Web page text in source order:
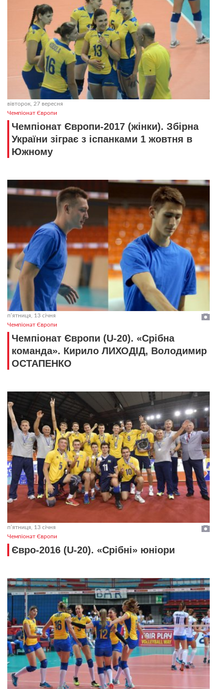
вівторок, 27 вересня
Чемпіонат Європи
Чемпіонат Європи-2017 (жінки). Збірна
України зіграє з іспанками 1 жовтня в
Южному
пʼятниця, 13 січня
Чемпіонат Європи
Чемпіонат Європи (U-20). «Срібна
команда». Кирило ЛИХОДІД, Володимир
ОСТАПЕНКО
пʼятниця, 13 січня
Чемпіонат Європи
Євро-2016 (U-20). «Срібні» юніори